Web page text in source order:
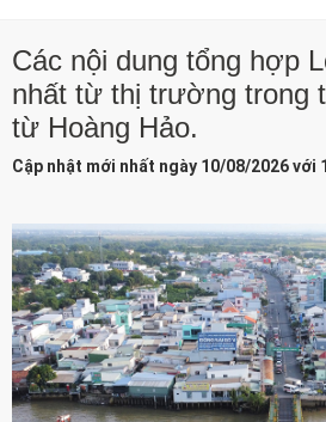
Các nội dung tổng hợp
nhất từ thị trường trong
từ Hoàng Hảo.
Cập nhật mới nhất ngày 10/08/2026 với